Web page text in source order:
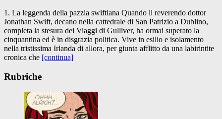
1. La leggenda della pazzia swiftiana Quando il reverendo dottor
Jonathan Swift, decano nella cattedrale di San Patrizio a Dublino,
completa la stesura dei Viaggi di Gulliver, ha ormai superato la
cinquantina ed è in disgrazia politica. Vive in esilio e isolamento
nella tristissima Irlanda di allora, per giunta afflitto da una labirintite
cronica che [continua]
Rubriche